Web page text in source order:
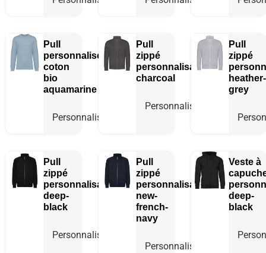
Pull
personnalisé
coton
bio
aquamarine
Personnaliser
Pull
zippé
personnalisable
charcoal
Personnaliser
Pull
zippé
heather-
grey
Pull
zippé
personnalisable
deep-
black
Personnaliser
Pull
zippé
personnalisable
new-
french-
navy
Personnaliser
Veste à
deep-
black